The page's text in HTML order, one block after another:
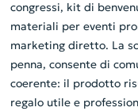
congressi, kit di
materiali per eventi
marketing diretto. La
penna, consente di
coerente: il prodotto
regalo utile e